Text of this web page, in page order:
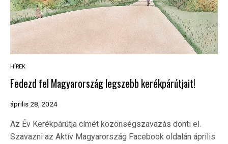
HÍREK
Fedezd fel Magyarország legszebb kerékpárútjait!
április 28, 2024
Az Év Kerékpárútja címét közönségszavazás dönti el.
Szavazni az Aktív Magyarország Facebook oldalán április